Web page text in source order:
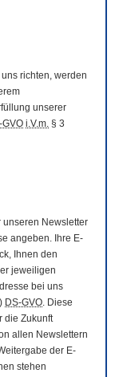
richten, werden
unserer
GVO i.V.m. § 3
unseren Newsletter
angeben. Ihre E-
Ihnen den
jeweiligen
bei uns
DS-GVO. Diese
die Zukunft
allen Newslettern
der E-
stehen